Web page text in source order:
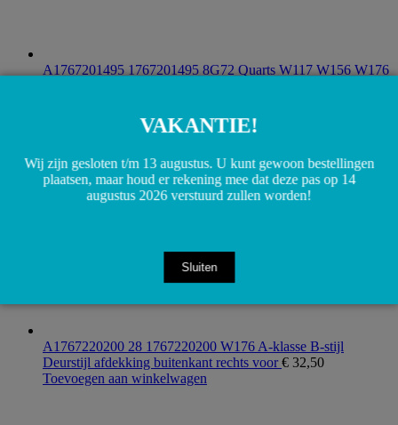
A1767201495 1767201495 8G72 Quarts W117 W156 W176
A1767220200 28 1767220200 W176 A-klasse B-stijl
Deurstijl afdekking buitenkant rechts voor€ 32,50
Toevoegen aan winkelwagen
VAKANTIE!
Wij zijn gesloten t/m 13 augustus. U kunt gewoon bestellingen
plaatsen, maar houd er rekening mee dat deze pas op 14
augustus 2026 verstuurd zullen worden!
Sluiten